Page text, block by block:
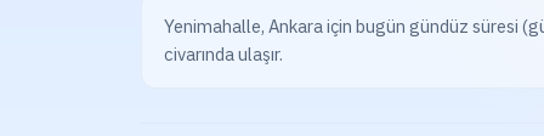
Yenimahalle, Ankara için bugün gündüz süresi
civarında ulaşır.